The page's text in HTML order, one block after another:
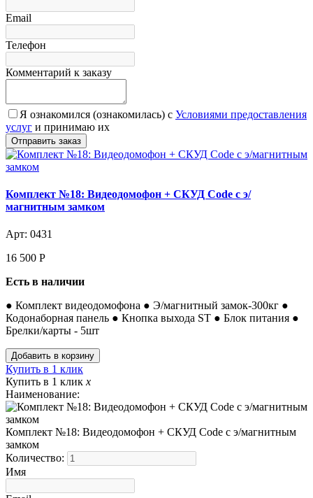
Email
Телефон
Комментарий к заказу
Я ознакомился (ознакомилась) с Условиями предоставления
услуг и принимаю их
Комплект №18: Видеодомофон + СКУД Code с э/
магнитным замком
Арт: 0431
16 500 Р
Есть в наличии
● Комплект видеодомофона ● Э/магнитный замок-300кг ●
Кодонаборная панель ● Кнопка выхода ST ● Блок питания ●
Брелки/карты - 5шт
Купить в 1 клик
Купить в 1 клик x
Наименование:
Комплект №18: Видеодомофон + СКУД Code с э/магнитным
замком
Количество:
Имя